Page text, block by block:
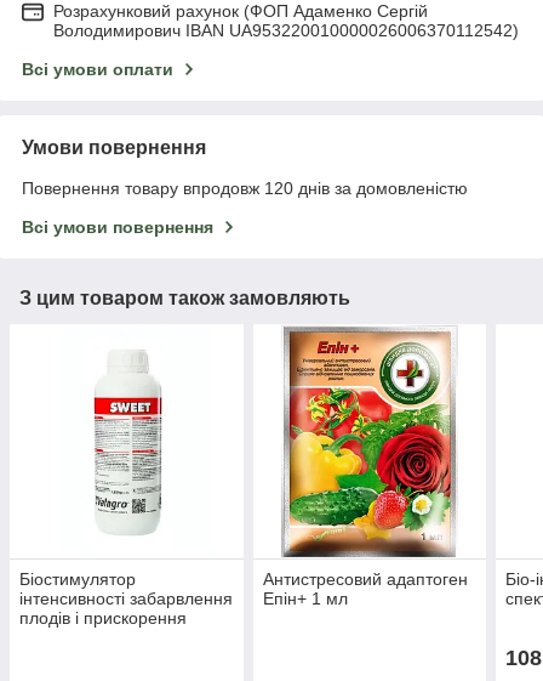
Розрахунковий рахунок (ФОП Адаменко Сергій
Володимирович IBAN UA953220010000026006370112542)
Всі умови оплати
Умови повернення
Повернення товару впродовж 120 днів за домовленістю
Всі умови повернення
З цим товаром також замовляють
Біостимулятор
інтенсивності забарвлення
плодів і прискорення
Антистресовий адаптоген
Епін+ 1 мл
Біо-
108